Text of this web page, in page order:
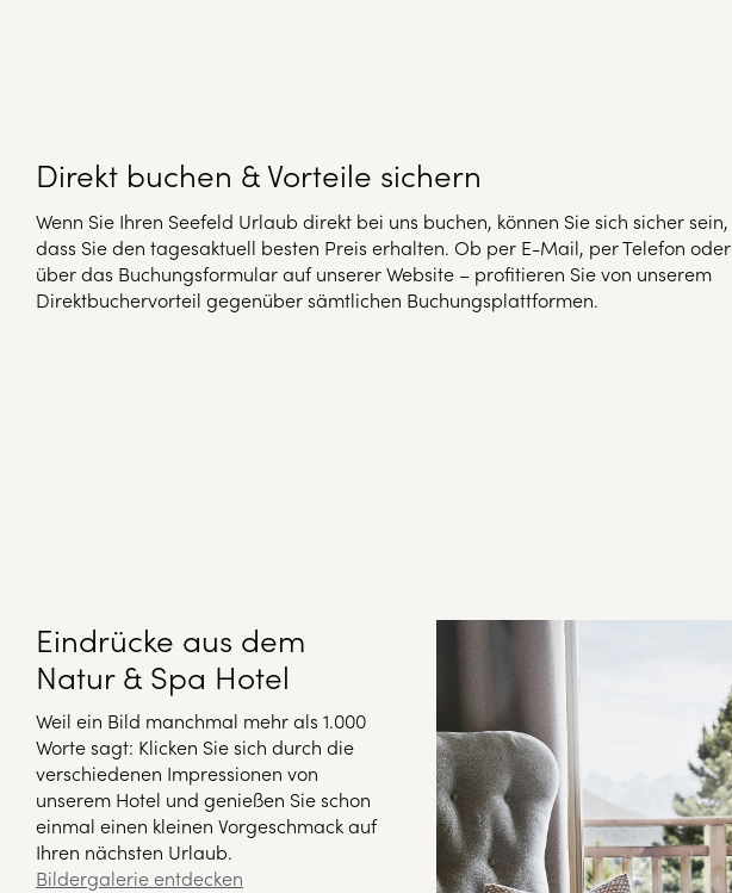
Direkt buchen & Vorteile sichern
Wenn Sie Ihren Seefeld Urlaub direkt bei uns buchen, können Sie sich sicher sein,
dass Sie den tagesaktuell besten Preis erhalten. Ob per E-Mail, per Telefon oder
über das Buchungsformular auf unserer Website – profitieren Sie von unserem
Direktbuchervorteil gegenüber sämtlichen Buchungsplattformen.
Eindrücke aus dem
Natur & Spa Hotel
Weil ein Bild manchmal mehr als 1.000
Worte sagt: Klicken Sie sich durch die
verschiedenen Impressionen von
unserem Hotel und genießen Sie schon
einmal einen kleinen Vorgeschmack auf
Ihren nächsten Urlaub.
Bildergalerie entdecken